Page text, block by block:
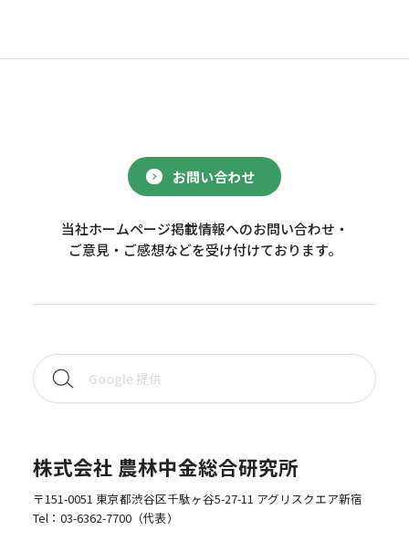
お問い合わせ
当社ホームページ掲載情報へのお問い合わせ・
ご意見・ご感想などを受け付けております。
株式会社 農林中金総合研究所
〒151-0051 東京都渋谷区千駄ヶ谷5-27-11 アグリスクエア新宿
Tel： 03-6362-7700（代表）